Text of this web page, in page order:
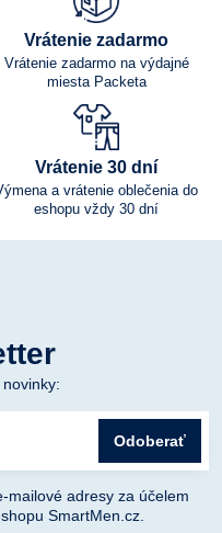
Vrátenie zadarmo
Vrátenie zadarmo na výdajné
miesta Packeta
Vrátenie 30 dní
a vrátenie oblečenia do
eshopu vždy 30 dní
Odoberať
mailové adresy za účelem
SmartMen.cz.